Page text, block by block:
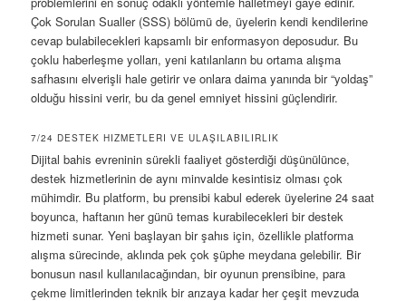
Çok Sorulan Sualler (SSS) bölümü de, üyelerin kendi kendilerine
cevap bulabilecekleri kapsamlı bir enformasyon deposudur. Bu
çoklu haberleşme yolları, yeni katılanların bu ortama alışma
safhasını elverişli hale getirir ve onlara daima yanında bir “yoldaş”
olduğu hissini verir, bu da genel emniyet hissini güçlendirir.
7/24 DESTEK HIZMETLERI VE ULAŞILABILIRLIK
Dijital bahis evreninin sürekli faaliyet gösterdiği düşünülünce,
destek hizmetlerinin de aynı minvalde kesintisiz olması çok
mühimdir. Bu platform, bu prensibi kabul ederek üyelerine 24 saat
boyunca, haftanın her günü temas kurabilecekleri bir destek
hizmeti sunar. Yeni başlayan bir şahıs için, özellikle platforma
alışma sürecinde, aklında pek çok şüphe meydana gelebilir. Bir
bonusun nasıl kullanılacağından, bir oyunun prensibine, para
çekme limitlerinden teknik bir arızaya kadar her çeşit mevzuda